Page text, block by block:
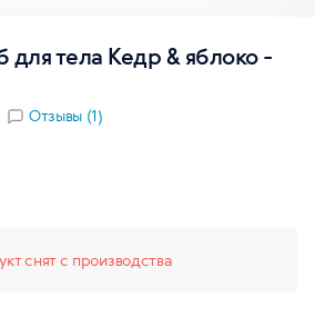
тела Кедр & яблоко -
Отзывы (1)
снят с производства